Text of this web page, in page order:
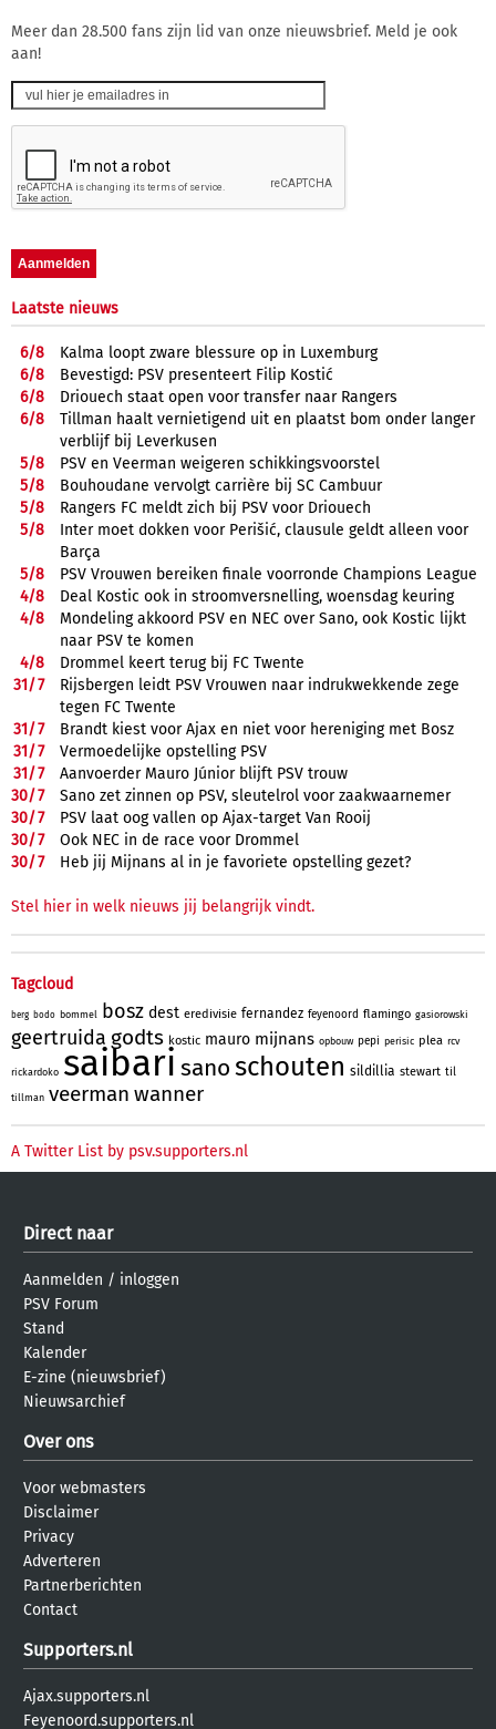
Meer dan 28.500 fans zijn lid van onze nieuwsbrief. Meld je ook
aan!
Laatste nieuws
6/8
Kalma loopt zware blessure op in Luxemburg
6/8
Bevestigd: PSV presenteert Filip Kostić
6/8
Driouech staat open voor transfer naar Rangers
6/8
Tillman haalt vernietigend uit en plaatst bom onder langer
verblijf bij Leverkusen
5/8
PSV en Veerman weigeren schikkingsvoorstel
5/8
Bouhoudane vervolgt carrière bij SC Cambuur
5/8
Rangers FC meldt zich bij PSV voor Driouech
5/8
Inter moet dokken voor Perišić, clausule geldt alleen voor
Barça
5/8
PSV Vrouwen bereiken finale voorronde Champions League
4/8
Deal Kostic ook in stroomversnelling, woensdag keuring
4/8
Mondeling akkoord PSV en NEC over Sano, ook Kostic lijkt
naar PSV te komen
4/8
Drommel keert terug bij FC Twente
31/7
Rijsbergen leidt PSV Vrouwen naar indrukwekkende zege
tegen FC Twente
31/7
Brandt kiest voor Ajax en niet voor hereniging met Bosz
31/7
Vermoedelijke opstelling PSV
31/7
Aanvoerder Mauro Júnior blijft PSV trouw
30/7
Sano zet zinnen op PSV, sleutelrol voor zaakwaarnemer
30/7
PSV laat oog vallen op Ajax-target Van Rooij
30/7
Ook NEC in de race voor Drommel
30/7 Heb jij Mijnans al in je favoriete opstelling gezet?
Stel hier in welk nieuws jij belangrijk vindt.
Tagcloud
berg bodo bommel bosz dest eredivisie fernandez feyenoord flamingo gasiorowski
geertruida godts kostic mauro mijnans opbouw pepi perisic plea rcv
rickardoko saibari sanoschouten sildillia stewart til
tillman veerman wanner
A Twitter List by psv.supporters.nl
Direct naar
Aanmelden / inloggen
PSV Forum
Stand
Kalender
E-zine (nieuwsbrief)
Nieuwsarchief
Over ons
Voor webmasters
Disclaimer
Privacy
Adverteren
Partnerberichten
Contact
Supporters.nl
Ajax.supporters.nl
Feyenoord.supporters.nl